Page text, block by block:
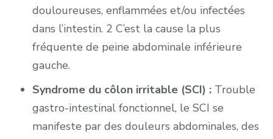
douloureuses, enflammées et/ou infectées
dans l’intestin. 2 C’est la cause la plus
fréquente de peine abdominale inférieure
gauche.
Syndrome du côlon irritable (SCI) : Trouble
gastro-intestinal fonctionnel, le SCI se
manifeste par des douleurs abdominales, des